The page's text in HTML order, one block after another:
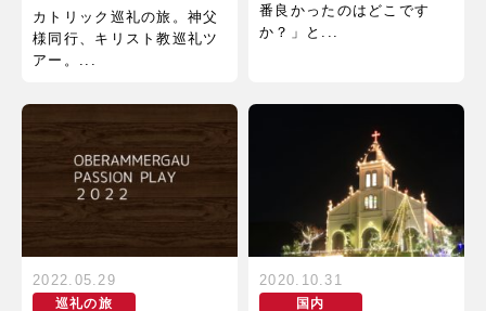
カトリック巡礼の旅。神父
様同行、キリスト教巡礼ツ
アー。...
番良かったのはどこです
か？」と...
2022.05.29
巡礼の旅
2020.10.31
国内